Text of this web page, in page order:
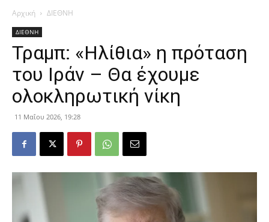
Αρχική ΔΙΕΘΝΗ
ΔΙΕΘΝΗ
Τραμπ: «Ηλίθια» η πρόταση
του Ιράν – Θα έχουμε
ολοκληρωτική νίκη
11 Μαΐου 2026, 19:28